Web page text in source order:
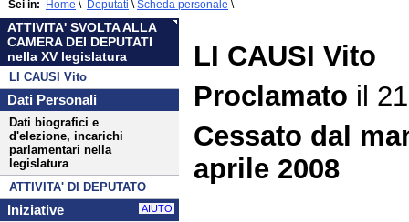
ausilio
alla
navigazione
di
navigazione
principale
navigazione
principale
di
sezione
ATTIVITA' SVOLTA ALLA
CAMERA DEI DEPUTATI
nella XV legislatura
LI CAUSI Vito
Dati Personali
Dati biografici e
d'elezione, incarichi
parlamentari nella
legislatura
ATTIVITA' DI DEPUTATO
Iniziative AIUTO
Sei in: Home \ Deputati \ Scheda personale \
LI CAUSI Vito
Proclamato il
Cessato dal
aprile 2008